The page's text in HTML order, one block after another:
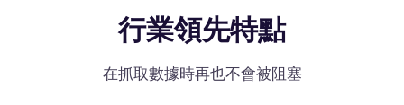
行業領先特點
在抓取數據時再也不會被阻塞